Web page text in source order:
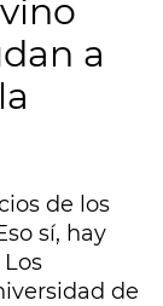
a
de los
sí, hay
de